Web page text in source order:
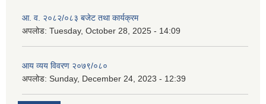
आ. व. २०८२/०८३ बजेट तथा कार्यक्रम
अपलोड: Tuesday, October 28, 2025 - 14:09
आय व्यय विवरण २०७९/०८०
अपलोड: Sunday, December 24, 2023 - 12:39